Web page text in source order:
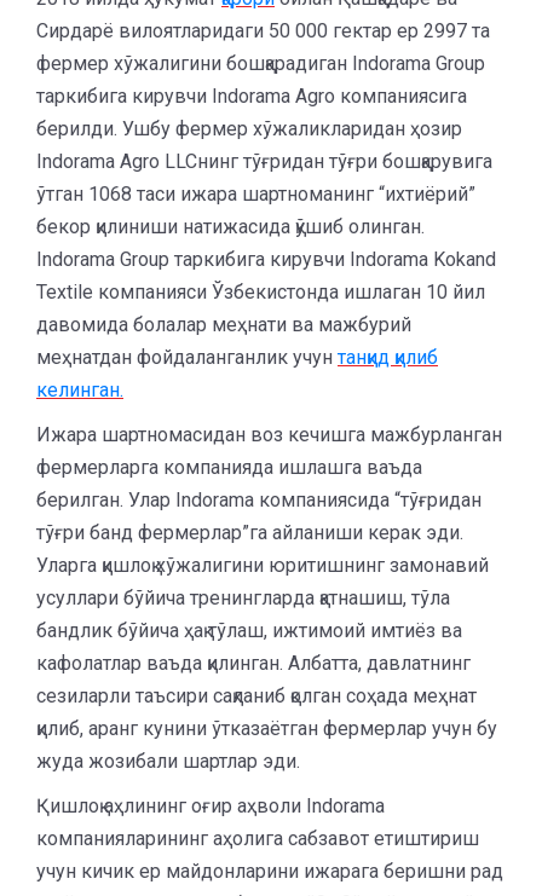
Сирдарё вилоятларидаги 50 000 гектар ер 2997 та
фермер хўжалигини бошқарадиган Indorama Group
таркибига кирувчи Indorama Agro компаниясига
берилди. Ушбу фермер хўжаликларидан ҳозир
Indorama Agro LLCнинг тўғридан тўғри бошқарувига
ўтган 1068 таси ижара шартноманинг “ихтиёрий”
бекор қилиниши натижасида қўшиб олинган.
Indorama Group таркибига кирувчи Indorama Kokand
Textile компанияси Ўзбекистонда ишлаган 10 йил
давомида болалар меҳнати ва мажбурий
меҳнатдан фойдаланганлик учунтанқид қилиб
келинган.
Ижара шартномасидан воз кечишга мажбурланган
фермерларга компанияда ишлашга ваъда
берилган. Улар Indorama компаниясида “тўғридан
тўғри банд фермерлар”га айланиши керак эди.
Уларга қишлоқ хўжалигини юритишнинг замонавий
усуллари бўйича тренингларда қатнашиш, тўла
бандлик бўйича ҳақ тўлаш, ижтимоий имтиёз ва
кафолатлар ваъда қилинган. Албатта, давлатнинг
сезиларли таъсири сақланиб қолган соҳада меҳнат
қилиб, аранг кунини ўтказаётган фермерлар учун бу
жуда жозибали шартлар эди.
Қишлоқ аҳлининг оғир аҳволи Indorama
компанияларининг аҳолига сабзавот етиштириш
учун кичик ер майдонларини ижарага беришни рад